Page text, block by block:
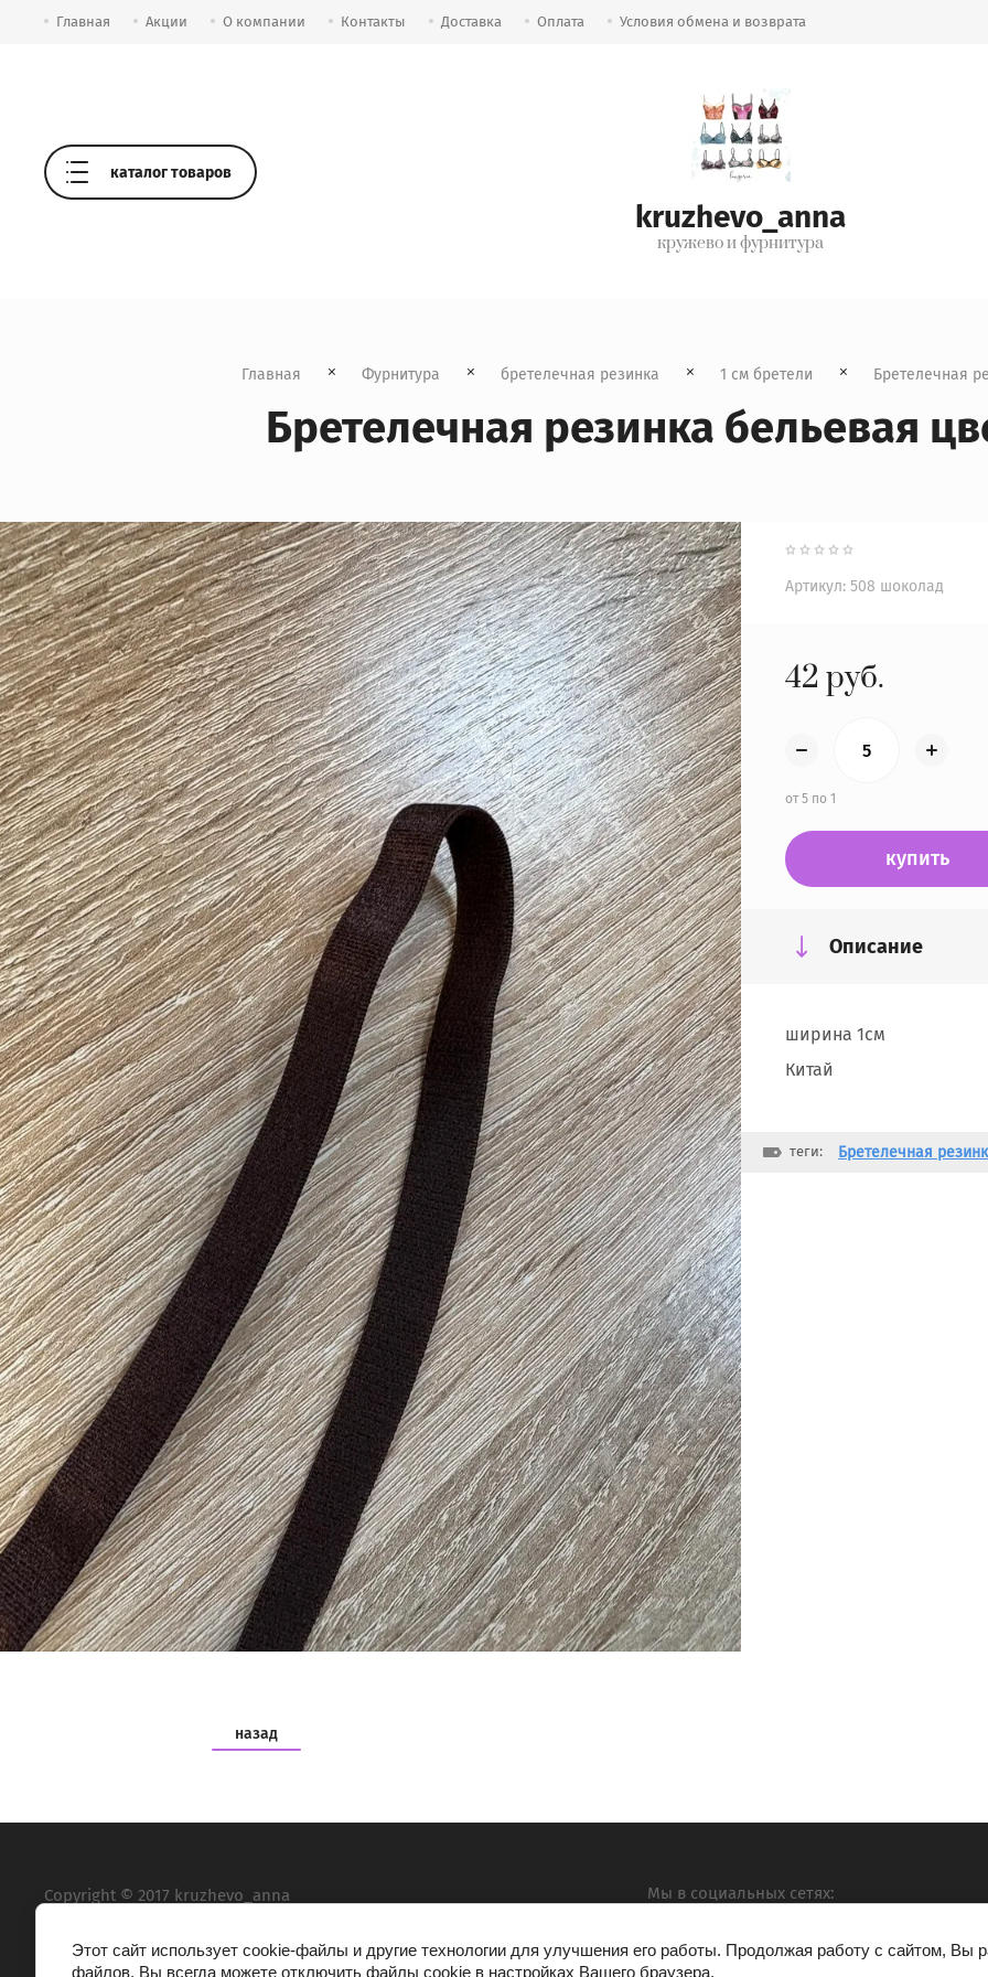
Главная Акции О компании Контакты Доставка Оплата Условия обмена и возврата
каталог товаров
kruzhevo_anna
кружево и фурнитура
Главная Фурнитура бретелечная резинка 1 см бретели
Бретелечная
Бретелечная резинка бельевая
Артикул: 508 шоколад
42 руб.
от 5 по 1
купить
Описание
ширина 1см
Китай
теги: Бретелечная
назад
Copyright © 2017 kruzhevo_anna Мы в социальных сетях:
Этот сайт использует cookie-файлы и другие технологии для улучшения его работы. Продолжая работу с сайтом, Вы
файлов. Вы всегда можете отключить файлы cookie в настройках Вашего браузера.